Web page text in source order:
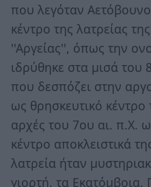
που λεγόταν
κέντρο της λατρείας
''Αργείας'', όπως την
ιδρύθηκε στα μισά του
που δεσπόζει στην
ως θρησκευτικό κέντρο
αρχές του 7ου αι. π.Χ.
κέντρο αποκλειστικά
λατρεία ήταν
γιορτή, τα